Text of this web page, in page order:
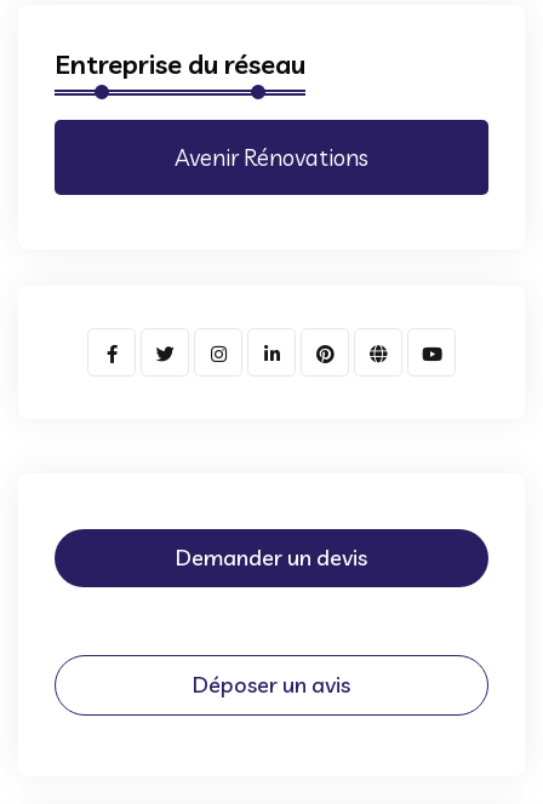
Entreprise du réseau
Avenir Rénovations
Demander un devis
Déposer un avis